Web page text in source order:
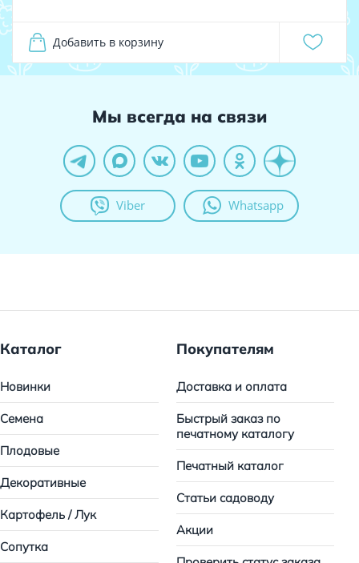
Добавить в корзину
Мы всегда на связи
Viber Whatsapp
Каталог
Новинки
Семена
Плодовые
Декоративные
Картофель / Лук
Сопутка
Покупателям
Доставка и оплата
Быстрый заказ по
печатному каталогу
Печатный каталог
Статьи садоводу
Акции